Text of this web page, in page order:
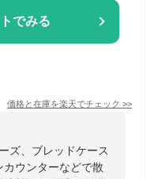
でみる
価格と在庫を楽天でチェック >>
ズ、ブレッドケース
ウンターなどで散